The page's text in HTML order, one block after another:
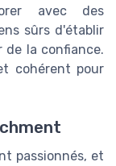
avec des
sûrs d'établir
la confiance.
cohérent pour
passionnés, et